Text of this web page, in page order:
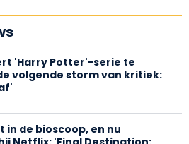
'Harry Potter'-serie te
volgende storm van kritiek:
in de bioscoop, en nu